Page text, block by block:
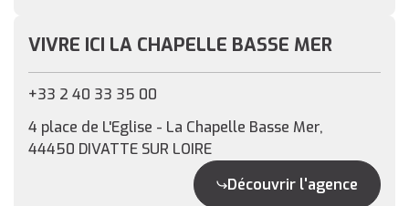
VIVRE ICI LA CHAPELLE BASSE MER
+33 2 40 33 35 00
4 place de L'Eglise - La Chapelle Basse Mer,
44450 DIVATTE SUR LOIRE
Découvrir l'agence